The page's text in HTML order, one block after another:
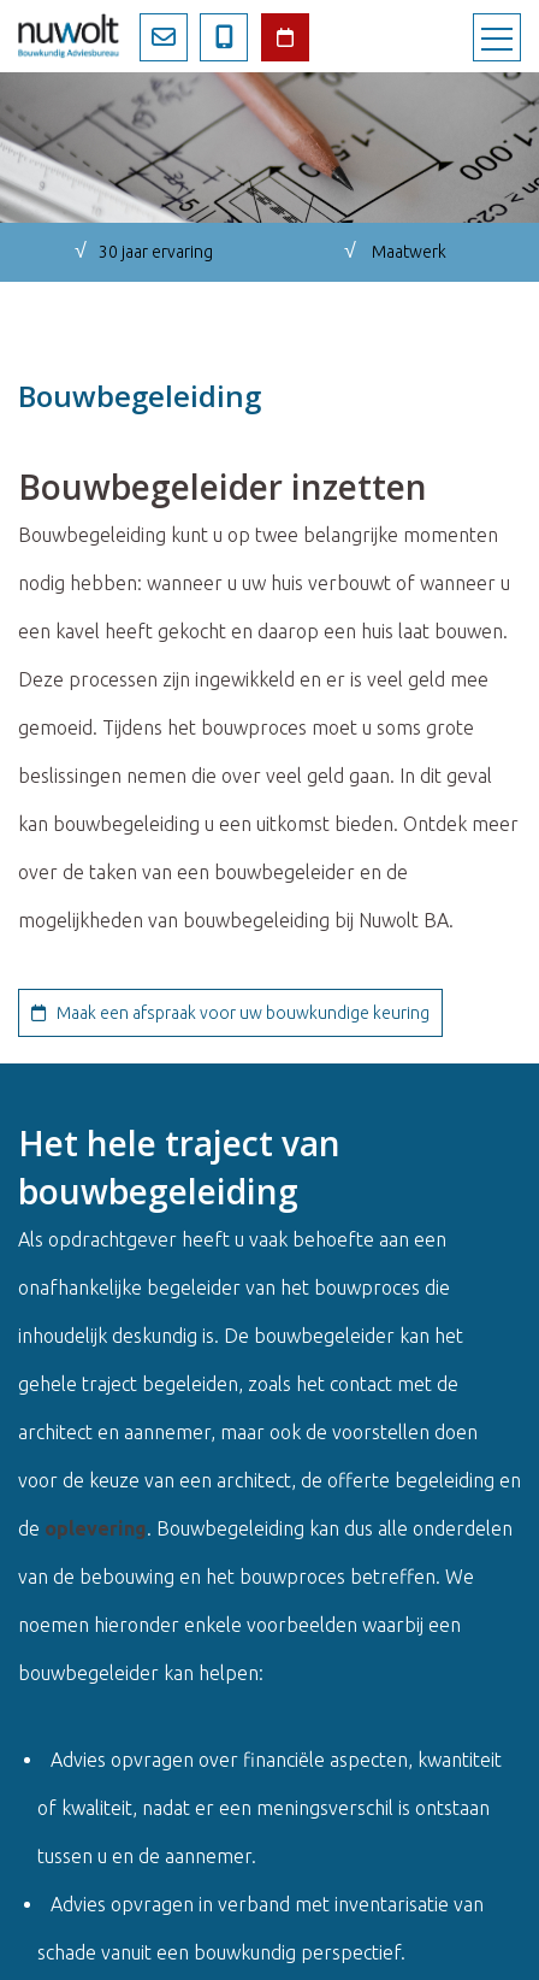
√ 30 jaar ervaring √ Maatwerk
Bouwbegeleiding
Bouwbegeleider inzetten
Bouwbegeleiding kunt u op twee belangrijke momenten
nodig hebben: wanneer u uw huis verbouwt of wanneer u
een kavel heeft gekocht en daarop een huis laat bouwen.
Deze processen zijn ingewikkeld en er is veel geld mee
gemoeid. Tijdens het bouwproces moet u soms grote
beslissingen nemen die over veel geld gaan. In dit geval
kan bouwbegeleiding u een uitkomst bieden. Ontdek meer
over de taken van een bouwbegeleider en de
mogelijkheden van bouwbegeleiding bij Nuwolt BA.
Maak een afspraak voor uw bouwkundige keuring
Het hele traject van
bouwbegeleiding
Als opdrachtgever heeft u vaak behoefte aan een
onafhankelijke begeleider van het bouwproces die
inhoudelijk deskundig is. De bouwbegeleider kan het
gehele traject begeleiden, zoals het contact met de
architect en aannemer, maar ook de voorstellen doen
voor de keuze van een architect, de offerte begeleiding en
de oplevering. Bouwbegeleiding kan dus alle onderdelen
van de bebouwing en het bouwproces betreffen. We
noemen hieronder enkele voorbeelden waarbij een
bouwbegeleider kan helpen:
Advies opvragen over financiële aspecten, kwantiteit
of kwaliteit, nadat er een meningsverschil is ontstaan
tussen u en de aannemer.
Advies opvragen in verband met inventarisatie van
schade vanuit een bouwkundig perspectief.